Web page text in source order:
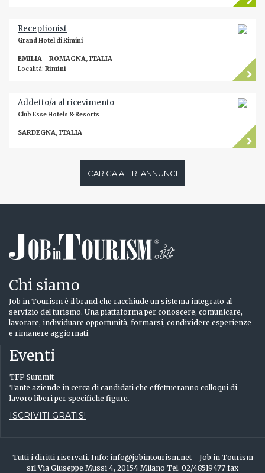
Receptionist
Grand Hotel di Rimini
EMILIA - ROMAGNA, ITALIA
Località: Rimini
Addetto/a al ricevimento
Club Esse Hotels & Resorts
SARDEGNA, ITALIA
CARICA ALTRI ANNUNCI
Chi siamo
Job in Tourism è il brand che racchiude un sistema integrato al
servizio del turismo. Una piattaforma per conoscere, comunicare,
lavorare, individuare opportunità, formarsi, condividere esperienze
e rimanere aggiornati.
Eventi
TFP Summit
Tante aziende in cerca di candidati che effettueranno colloqui di
lavoro liberi per specifiche figure.
ISCRIVITI GRATIS!
Tutti i diritti riservati. Info: info@jobintourism.net - Job in Tourism
srl Via Giuseppe Mussi 4, 20154 Milano Tel. 02/48519477 fax